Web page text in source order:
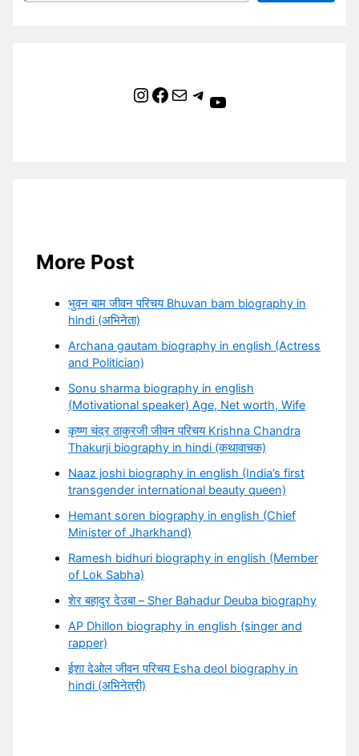
Instagram Facebook Mail Telegram YouTube
More Post
भुवन बाम जीवन परिचय Bhuvan bam biography in
hindi (अभिनेता)
Archana gautam biography in english (Actress
and Politician)
Sonu sharma biography in english
(Motivational speaker) Age, Net worth, Wife
कृष्ण चंद्र ठाकुरजी जीवन परिचय Krishna Chandra
Thakurji biography in hindi (कथावाचक)
Naaz joshi biography in english (India’s first
transgender international beauty queen)
Hemant soren biography in english (Chief
Minister of Jharkhand)
Ramesh bidhuri biography in english (Member
of Lok Sabha)
शेर बहादुर देउबा – Sher Bahadur Deuba biography
AP Dhillon biography in english (singer and
rapper)
ईशा देओल जीवन परिचय Esha deol biography in
hindi (अभिनेत्री)